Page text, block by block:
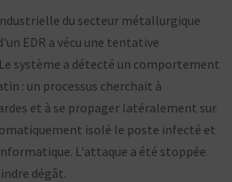
du secteur métallurgique
EDR a vécu une tentative
système a détecté un comportement
: un processus cherchait à
et à se propager latéralement sur
isolé le poste infecté et
L'attaque a été stoppée
dégât.